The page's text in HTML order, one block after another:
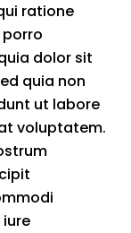
ratione
dolor sit
quia non
ut labore
voluptatem.